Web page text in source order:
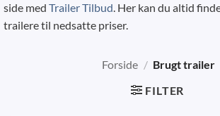
side med Trailer Tilbud. Her kan du altid
trailere til nedsatte priser.
Forside / Brugt trailer
FILTER